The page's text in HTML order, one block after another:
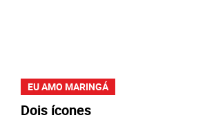
EU AMO MARINGÁ
Dois ícones